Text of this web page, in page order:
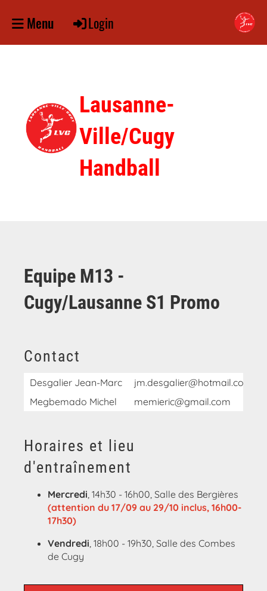
Login
Menu
Lausanne-
Ville/Cugy
Handball
Equipe M13 -
Cugy/Lausanne S1 Promo
Contact
Desgalier Jean-Marc jm.desgalier@hotmail.com
Megbemado Michel
memieric@gmail.com
Horaires et lieu
d'entraînement
Mercredi, 14h30 - 16h00, Salle des Bergières
(attention du 17/09 au 29/10 inclus, 16h00-
17h30)
Vendredi, 18h00 - 19h30, Salle des Combes
de Cugy